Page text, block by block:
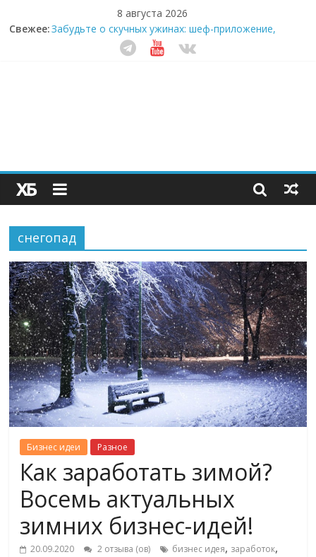
8 августа 2026
Свежее:Забудьте о скучных ужинах: шеф-приложение,
которое видит вашу еду насквозь
Небо зовёт: как бизнес на полётах дронов и
Секрет супергидратации: почему кокосовая вода с
пребиотиками становится главным трендом
здорового питания
снегопад
Бизнес идеи Разное
Как заработать зимой?
Восемь актуальных
зимних бизнес-идей!
20.09.2020 2 отзыва (ов) бизнес идея, заработок,